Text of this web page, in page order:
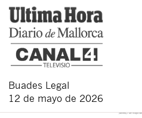
Buades Legal
12 de mayo de 2026